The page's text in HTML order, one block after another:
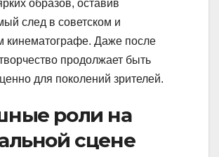
образов, оставив
след в советском и
кинематографе. Даже после
продолжает быть
для поколений зрителей.
роли на
сцене